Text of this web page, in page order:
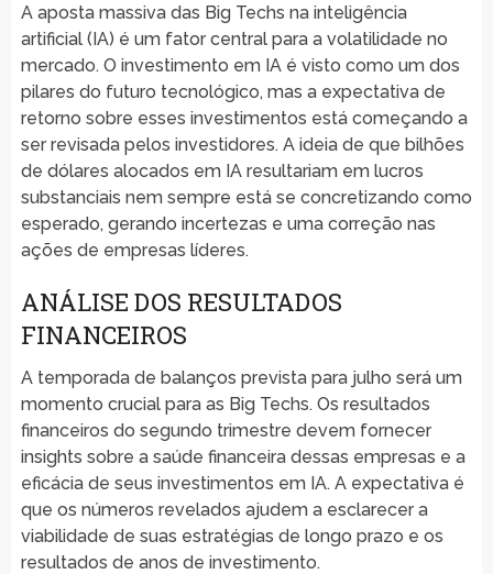
A aposta massiva das Big Techs na inteligência
artificial (IA) é um fator central para a volatilidade no
mercado. O investimento em IA é visto como um dos
pilares do futuro tecnológico, mas a expectativa de
retorno sobre esses investimentos está começando a
ser revisada pelos investidores. A ideia de que bilhões
de dólares alocados em IA resultariam em lucros
substanciais nem sempre está se concretizando como
esperado, gerando incertezas e uma correção nas
ações de empresas líderes.
ANÁLISE DOS RESULTADOS
FINANCEIROS
A temporada de balanços prevista para julho será um
momento crucial para as Big Techs. Os resultados
financeiros do segundo trimestre devem fornecer
insights sobre a saúde financeira dessas empresas e a
eficácia de seus investimentos em IA. A expectativa é
que os números revelados ajudem a esclarecer a
viabilidade de suas estratégias de longo prazo e os
resultados de anos de investimento.